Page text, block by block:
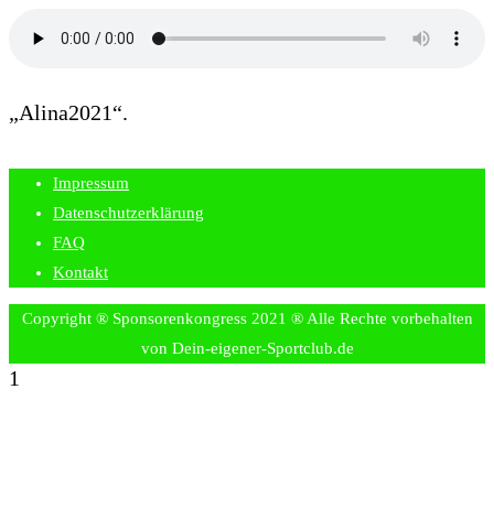
„Alina2021“.
Impressum
Datenschutzerklärung
FAQ
Kontakt
Copyright ® Sponsorenkongress 2021 ® Alle Rechte vorbehalten
von Dein-eigener-Sportclub.de
1